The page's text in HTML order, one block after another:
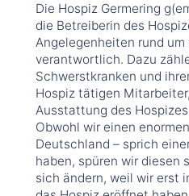
Die Hospiz Germering
die Betreiberin des
Angelegenheiten rund um
verantwortlich. Dazu
Schwerstkranken und
Hospiz tätigen
Ausstattung des
Obwohl wir einen
Deutschland – sprich
haben, spüren wir diesen
sich ändern, weil wir erst